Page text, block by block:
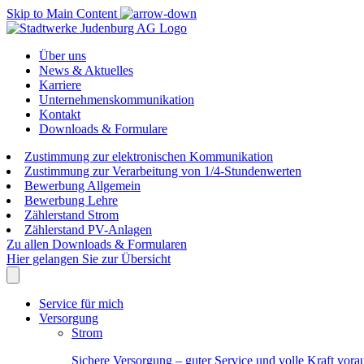
Skip to Main Content
Über uns
News & Aktuelles
Karriere
Unternehmenskommunikation
Kontakt
Downloads & Formulare
Zustimmung zur elektronischen Kommunikation
Zustimmung zur Verarbeitung von 1/4-Stundenwerten
Bewerbung Allgemein
Bewerbung Lehre
Zählerstand Strom
Zählerstand PV-Anlagen
Zu allen Downloads & Formularen
Hier gelangen Sie zur Übersicht
Service für mich
Versorgung
Strom
Sichere Versorgung – guter Service und volle Kraft